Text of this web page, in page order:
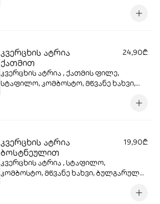
სოუსი, სეზამის მარცვლები , ტერიაკის
კვერცხის ატრია
ქათმით
24,90₾
კვერცხის ატრია , ქათმის ფილე,
სტაფილო, კომბოსტო, მწვანე ხახვი,
სოუსი, სეზამის მარცვლები , ტერიაკის
კვერცხის ატრია
ბოსტნეულით
19,90₾
კვერცხის ატრია , სტაფილო,
კომბოსტო, მწვანე ხახვი, ბულგარული,